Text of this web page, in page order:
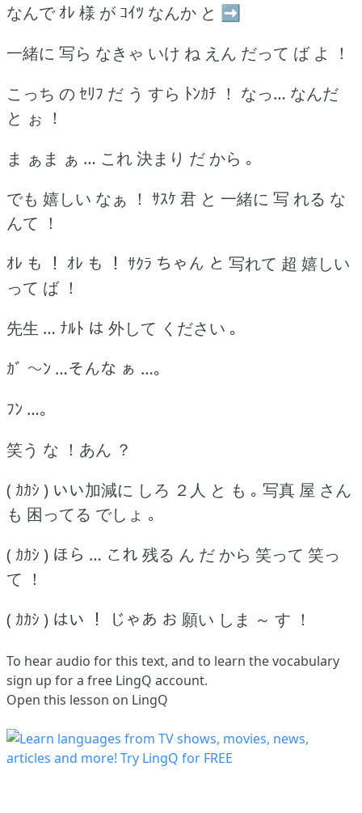
なんで ｵﾚ 様 が ｺｲﾂ なんか と ➡
一緒に 写ら なきゃ いけ ね えん だって ば よ ！
こっち の ｾﾘﾌ だ う すら ﾄﾝｶﾁ ！ なっ… なんだ
と ぉ ！
ま ぁま ぁ … これ 決まり だ から ｡
でも 嬉しい なぁ ！ ｻｽｹ 君 と 一緒に 写 れる な
んて ！
ｵﾚ も ！ ｵﾚ も ！ ｻｸﾗ ちゃん と 写れて 超 嬉しい
って ば ！
先生 … ﾅﾙﾄ は 外して ください ｡
ｶﾞ ～ﾝ …そんな ぁ …｡
ﾌﾝ …｡
笑う な ！あん ？
( ｶｶｼ ) いい加減に しろ ２人 と も ｡ 写真 屋 さん
も 困ってる でしょ ｡
( ｶｶｼ ) ほら … これ 残る ん だ から 笑って 笑っ
て ！
( ｶｶｼ ) はい ！ じゃあ お 願い しま ～ す ！
To hear audio for this text, and to learn the vocabulary
sign up for a free LingQ account.
Open this lesson on LingQ